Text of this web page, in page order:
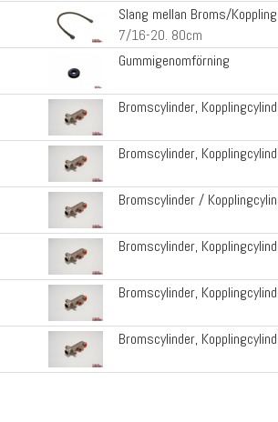
Slang mellan Broms/
7/16-20. 80cm
Gummigenomförning
Bromscylinder,
Bromscylinder,
Bromscylinder /
Bromscylinder,
Bromscylinder,
Bromscylinder,